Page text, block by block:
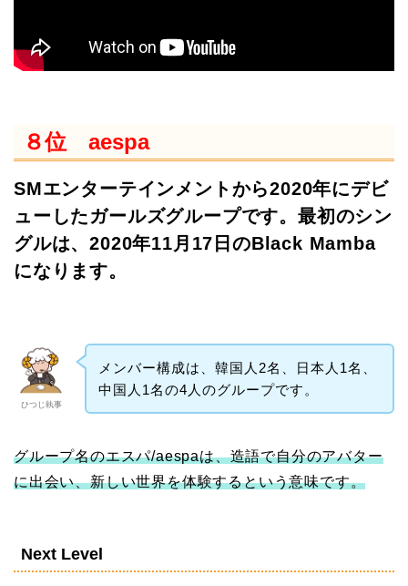
８位 aespa
SMエンターテインメントから2020年にデビ
ューしたガールズグループです。最初のシン
グルは、2020年11月17日のBlack Mamba
になります。
ひつじ執事
メンバー構成は、韓国人2名、日本人1名、
中国人1名の4人のグループです。
グループ名のエスパ/aespaは、造語で自分のアバター
に出会い、新しい世界を体験するという意味です。
Next Level